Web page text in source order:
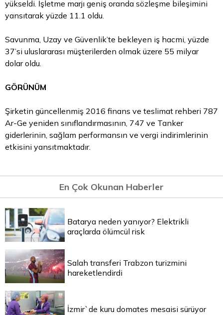
yükseldi. İşletme marjı geniş oranda sözleşme bileşimini
yansıtarak yüzde 11.1 oldu.
Savunma, Uzay ve Güvenlik’te bekleyen iş hacmi, yüzde
37’si uluslararası müşterilerden olmak üzere 55 milyar
dolar oldu.
GÖRÜNÜM
Şirketin güncellenmiş 2016 finans ve teslimat rehberi 787
Ar-Ge yeniden sınıflandırmasının, 747 ve Tanker
giderlerinin, sağlam performansın ve vergi indirimlerinin
etkisini yansıtmaktadır.
En Çok Okunan Haberler
Batarya neden yanıyor? Elektrikli
araçlarda ölümcül risk
Salah transferi Trabzon turizmini
hareketlendirdi
İzmir`de kuru domates mesaisi sürüyor